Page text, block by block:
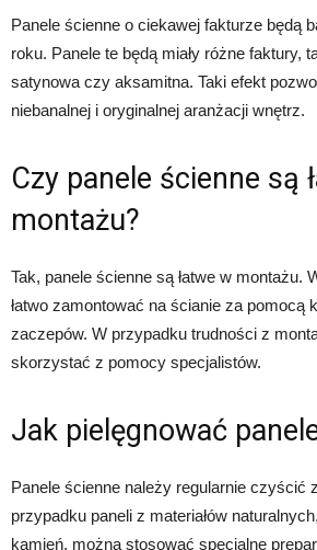
Panele ścienne o ciekawej fakturze będą
roku. Panele te będą miały różne faktury,
satynowa czy aksamitna. Taki efekt
niebanalnej i oryginalnej aranżacji wnętrz.
Czy panele ścienne są
montażu?
Tak, panele ścienne są łatwe w montażu.
łatwo zamontować na ścianie za pomocą
zaczepów. W przypadku trudności z
skorzystać z pomocy specjalistów.
Jak pielęgnować
Panele ścienne należy regularnie czyścić
przypadku paneli z materiałów
kamień, można stosować specjalne